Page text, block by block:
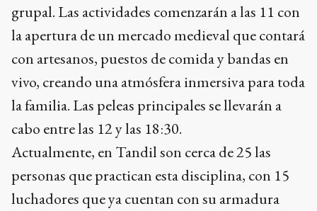
grupal. Las actividades comenzarán a las 11 con
la apertura de un mercado medieval que contará
con artesanos, puestos de comida y bandas en
vivo, creando una atmósfera inmersiva para toda
la familia. Las peleas principales se llevarán a
cabo entre las 12 y las 18:30.
Actualmente, en Tandil son cerca de 25 las
personas que practican esta disciplina, con 15
luchadores que ya cuentan con su armadura